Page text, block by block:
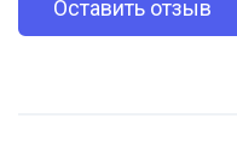
Оставить отзыв